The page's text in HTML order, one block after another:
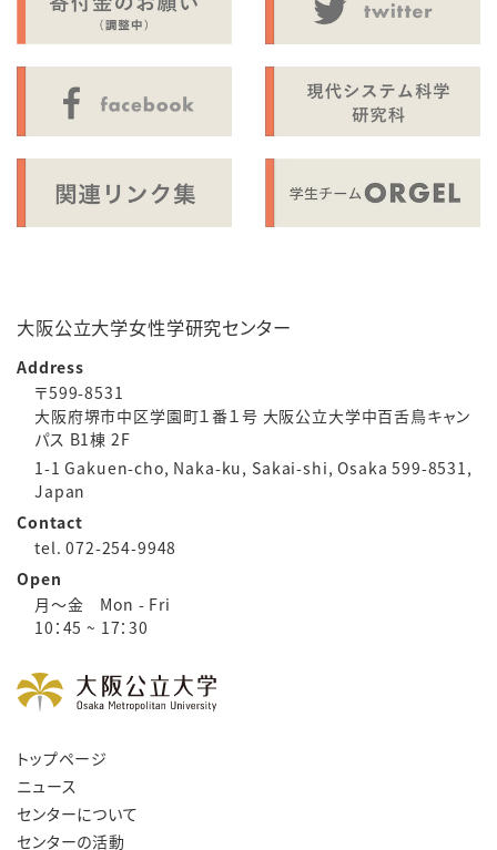
大阪公立大学女性学研究センター
Address
〒599-8531
大阪府堺市中区学園町１番１号 大阪公立大学中百舌鳥キャン
パス B1棟 2F
1-1 Gakuen-cho, Naka-ku, Sakai-shi, Osaka 599-8531,
Japan
Contact
tel. 072-254-9948
Open
月～金 Mon - Fri
10：45 ~ 17：30
トップページ
ニュース
センターについて
センターの活動